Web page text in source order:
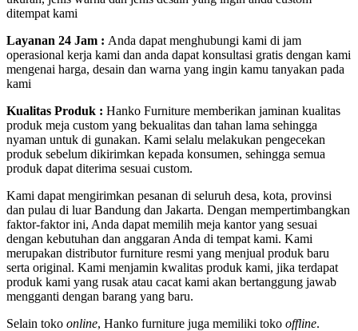
ditempat kami
Layanan 24 Jam : Anda dapat menghubungi kami di jam
operasional kerja kami dan anda dapat konsultasi gratis dengan kami
mengenai harga, desain dan warna yang ingin kamu tanyakan pada
kami
Kualitas Produk : Hanko Furniture memberikan jaminan kualitas
produk meja custom yang bekualitas dan tahan lama sehingga
nyaman untuk di gunakan. Kami selalu melakukan pengecekan
produk sebelum dikirimkan kepada konsumen, sehingga semua
produk dapat diterima sesuai custom.
Kami dapat mengirimkan pesanan di seluruh desa, kota, provinsi
dan pulau di luar Bandung dan Jakarta. Dengan mempertimbangkan
faktor-faktor ini, Anda dapat memilih meja kantor yang sesuai
dengan kebutuhan dan anggaran Anda di tempat kami. Kami
merupakan distributor furniture resmi yang menjual produk baru
serta original. Kami menjamin kwalitas produk kami, jika terdapat
produk kami yang rusak atau cacat kami akan bertanggung jawab
mengganti dengan barang yang baru.
Selain toko online, Hanko furniture juga memiliki toko offline.